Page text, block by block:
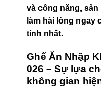
và công năng,
làm hài lòng ngay
tính nhất.
Ghế Ăn Nhập
026 – Sự lựa
không gian